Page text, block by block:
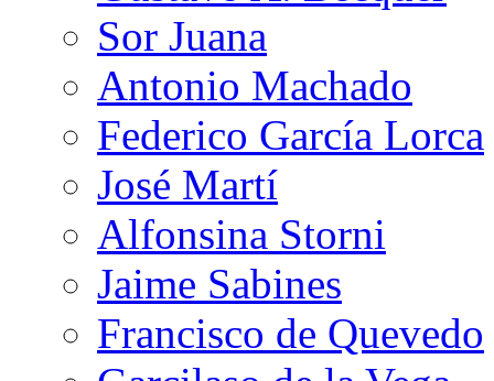
Sor Juana
Antonio Machado
Federico García Lorca
José Martí
Alfonsina Storni
Jaime Sabines
Francisco de Quevedo